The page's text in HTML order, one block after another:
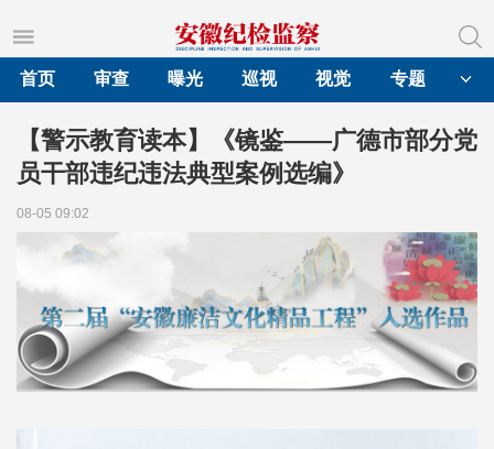
首页
审查 曝光 巡视 视觉 专题
【警示教育读本】《镜鉴——广德市部分党
员干部违纪违法典型案例选编》
08-05 09:02